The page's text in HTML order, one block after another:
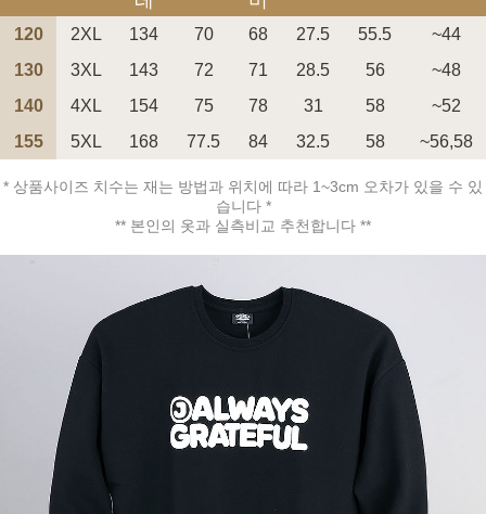
120 2XL 134 70 68 27.5 55.5
~44
130
3XL 143 72 71 28.5 56
~48
140
4XL 154 75 78 31 58
~52
155
5XL 168 77.5 84 32.5 58 ~56,58
* 상품사이즈 치수는 재는 방법과 위치에 따라 1~3cm 오차가 있을 수 있
습니다 *
** 본인의 옷과 실측비교 추천합니다 **